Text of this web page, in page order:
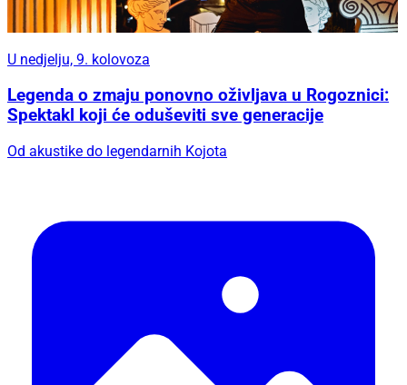
U nedjelju, 9. kolovoza
Legenda o zmaju ponovno oživljava u Rogoznici:
Spektakl koji će oduševiti sve generacije
Od akustike do legendarnih Kojota